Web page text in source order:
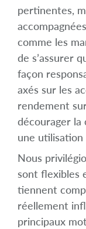
pertinentes,
comme les
de s’assurer
façon
axés sur les
rendement
décourager la
une
Nous
sont flexibles
tiennent
réellement
principaux